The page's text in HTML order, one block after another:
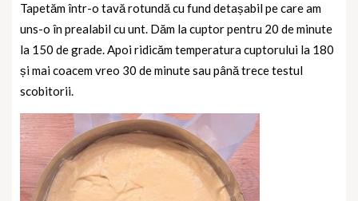
Tapetăm într-o tavă rotundă cu fund detașabil pe care am
uns-o în prealabil cu unt. Dăm la cuptor pentru 20 de minute
la 150 de grade. Apoi ridicăm temperatura cuptorului la 180
și mai coacem vreo 30 de minute sau până trece testul
scobitorii.